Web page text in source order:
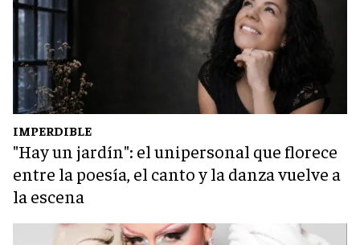
IMPERDIBLE
"Hay un jardín": el unipersonal que florece
entre la poesía, el canto y la danza vuelve a
la escena